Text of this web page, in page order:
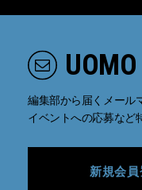
編集部から届くメール
イベントへの応募など
新規会